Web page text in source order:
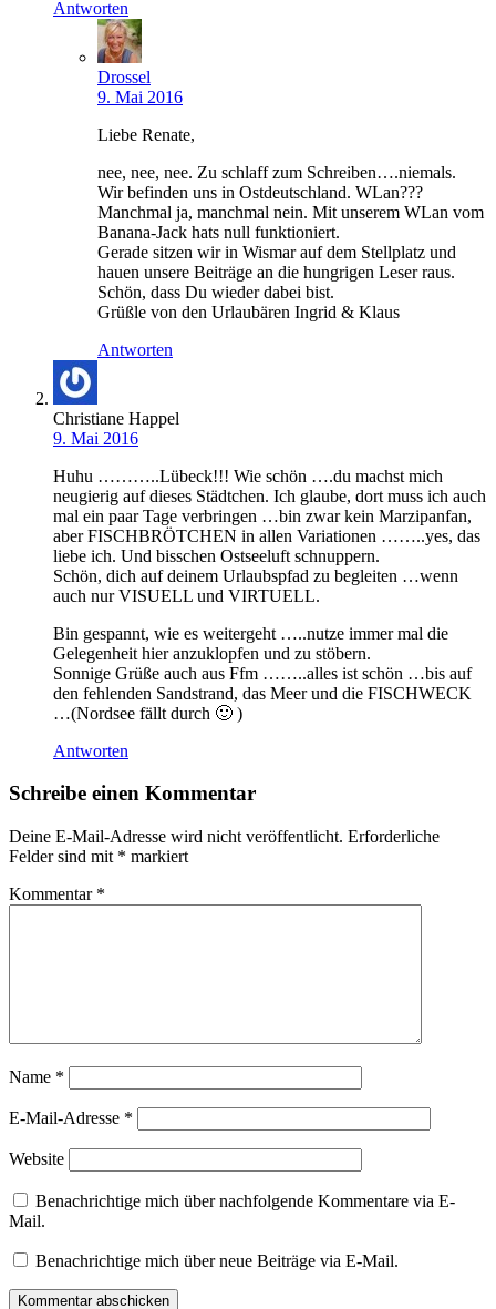
Antworten
Drossel
9. Mai 2016
Liebe Renate,
nee, nee, nee. Zu schlaff zum Schreiben….niemals.
Wir befinden uns in Ostdeutschland. WLan???
Manchmal ja, manchmal nein. Mit unserem WLan vom
Banana-Jack hats null funktioniert.
Gerade sitzen wir in Wismar auf dem Stellplatz und
hauen unsere Beiträge an die hungrigen Leser raus.
Schön, dass Du wieder dabei bist.
Grüßle von den Urlaubären Ingrid & Klaus
Antworten
Christiane Happel
9. Mai 2016
Huhu ………..Lübeck!!! Wie schön ….du machst mich
neugierig auf dieses Städtchen. Ich glaube, dort muss ich auch
mal ein paar Tage verbringen …bin zwar kein Marzipanfan,
aber FISCHBRÖTCHEN in allen Variationen ……..yes, das
liebe ich. Und bisschen Ostseeluft schnuppern.
Schön, dich auf deinem Urlaubspfad zu begleiten …wenn
auch nur VISUELL und VIRTUELL.
Bin gespannt, wie es weitergeht …..nutze immer mal die
Gelegenheit hier anzuklopfen und zu stöbern.
Sonnige Grüße auch aus Ffm ……..alles ist schön …bis auf
den fehlenden Sandstrand, das Meer und die FISCHWECK
…(Nordsee fällt durch 🙂 )
Antworten
Schreibe einen Kommentar
Deine E-Mail-Adresse wird nicht veröffentlicht. Erforderliche
Felder sind mit * markiert
Kommentar *
Name *
E-Mail-Adresse *
Website
Benachrichtige mich über nachfolgende Kommentare via E-
Mail.
Benachrichtige mich über neue Beiträge via E-Mail.